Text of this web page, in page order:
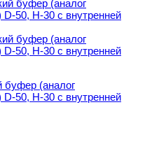
буфер (аналог
50, H-30 с внутренней